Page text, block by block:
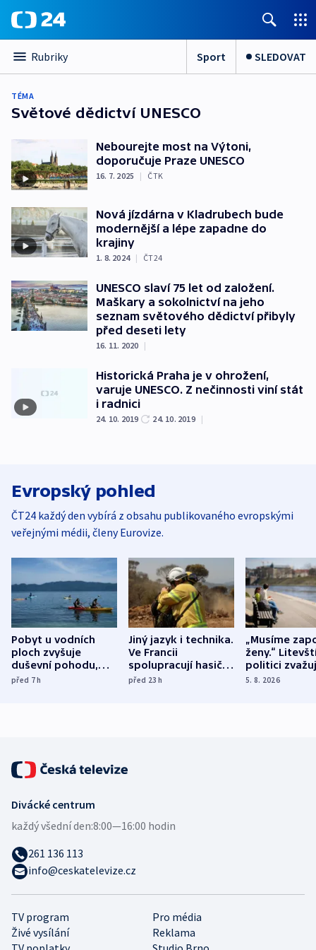
Rubriky Sport SLEDOVAT
TÉMA
Světové dědictví UNESCO
Nebourejte most na Výtoni,
doporučuje Praze UNESCO
16. 7. 2025 | ČTK
Nová jízdárna v Kladrubech bude
modernější a lépe zapadne do
krajiny
1. 8. 2024 | ČT24
UNESCO slaví 75 let od založení.
Maškary a sokolnictví na jeho
seznam světového dědictví přibyly
před deseti lety
16. 11. 2020 |
Historická Praha je v ohrožení,
varuje UNESCO. Z nečinnosti viní stát
i radnici
24. 10. 2019 24. 10. 2019 |
Evropský pohled
ČT24 každý den vybírá z obsahu publikovaného evropskými
veřejnými médii, členy Eurovize.
Pobyt u vodních
ploch zvyšuje
duševní pohodu,
ukázala
před 7h
Jiný jazyk i technika.
Ve Francii
spolupracují hasiči z
různých zemí
před 23h
„Musíme
ženy.“
politici
dohodu o
5. 8. 2026
TV program
Pro média
Živé vysílání
Reklama
Divácké centrum
každý všední den:8:00—16:00 hodin
261 136 113
info@ceskatelevize.cz